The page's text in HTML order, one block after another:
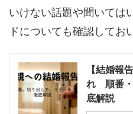
いけない話題や聞いては
ドについても確認してお
【結婚報
れ 順番・
底解説